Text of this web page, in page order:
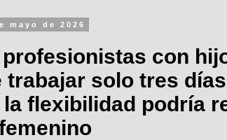
mayo de 2026
profesionistas con
trabajar solo tres
flexibilidad podría